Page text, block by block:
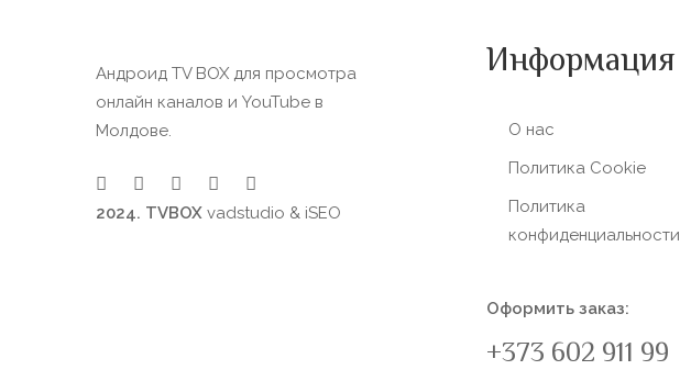
Андроид TV BOX для просмотра
онлайн каналов и YouTube в
Молдове.
2024. TVBOX vadstudio & iSEO
Информация
О нас
Политика Сookie
Политика
конфиденциальности
Оформить заказ:
+373 602 911 99